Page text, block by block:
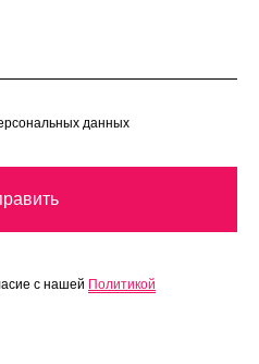
данных
с нашей Политикой